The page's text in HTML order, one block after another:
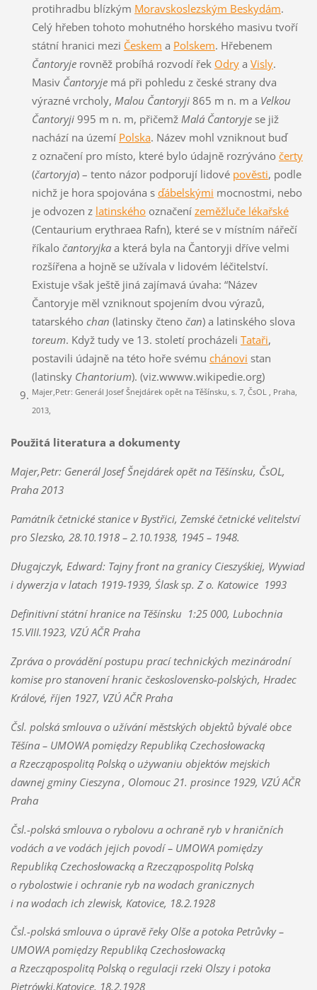
protihradbu blízkým Moravskoslezským Beskydám.
Celý hřeben tohoto mohutného horského masivu tvoří
státní hranici mezi Českem a Polskem. Hřebenem
Čantoryjerovněž probíhá rozvodí řek Odrya Visly.
Masiv Čantoryjemá při pohledu z české strany dva
výrazné vrcholy, Malou Čantoryji865 m n. m a Velkou
Čantoryji995 m n. m, přičemž Malá Čantoryjese již
nachází na území Polska. Název mohl vzniknout buď
z označení pro místo, které bylo údajně rozrýváno čerty
(čartoryja) – tento názor podporují lidové pověsti, podle
nichž je hora spojována s ďábelskými mocnostmi, nebo
je odvozen z latinskéhooznačení zeměžluče lékařské
(Centaurium erythraea Rafn), které se v místním nářečí
říkalo čantoryjkaa která byla na Čantoryji dříve velmi
rozšířena a hojně se užívala v lidovém léčitelství.
Existuje však ještě jiná zajímavá úvaha: “Název
Čantoryje měl vzniknout spojením dvou výrazů,
tatarského chan (latinsky čteno čan) a latinského slova
toreum. Když tudy ve 13. století procházeli Tataři,
postavili údajně na této hoře svému chánovi stan
(latinsky Chantorium). (viz.wwww.wikipedie.org)
Majer,Petr: Generál Josef Šnejdárek opět na Těšínsku, s. 7, ČsOL , Praha,
2013,
Použitá literatura a dokumenty
Majer,Petr: Generál Josef Šnejdárek opět na Těšínsku, ČsOL,
Praha 2013
Památník četnické stanice v Bystřici, Zemské četnické velitelství
pro Slezsko, 28.10.1918 – 2.10.1938, 1945 – 1948.
Długajczyk, Edward: Tajny front na granicy Cieszyśkiej, Wywiad
i dywerzja v latach 1919-1939, Ślask sp. Z o. Katowice 1993
Definitivní státní hranice na Těšínsku 1:25 000, Lubochnia
15.VIII.1923, VZÚ AČR Praha
Zpráva o provádění postupu prací technických mezinárodní
komise pro stanovení hranic československo-polských, Hradec
Králové, říjen 1927, VZÚ AČR Praha
Čsl. polská smlouva o užívání městských objektů bývalé obce
Těšína – UMOWA pomiędzy Republiką Czechosłowacką
a Rzecząpospolitą Polską o używaniu objektów mejskich
dawnej gminy Cieszyna , Olomouc 21. prosince 1929, VZÚ AČR
Praha
Čsl.-polská smlouva o rybolovu a ochraně ryb v hraničních
vodách a ve vodách jejich povodí – UMOWA pomiędzy
Republiką Czechosłowacką a Rzecząpospolitą Polską
o rybolostwie i ochranie ryb na wodach granicznych
i na wodach ich zlewisk, Katovice, 18.2.1928
Čsl.-polská smlouva o úpravě řeky Olše a potoka Petrůvky –
UMOWA pomiędzy Republiką Czechosłowacką
a Rzecząpospolitą Polską o regulacji rzeki Olszy i potoka
Pietrówki,Katovice, 18.2.1928